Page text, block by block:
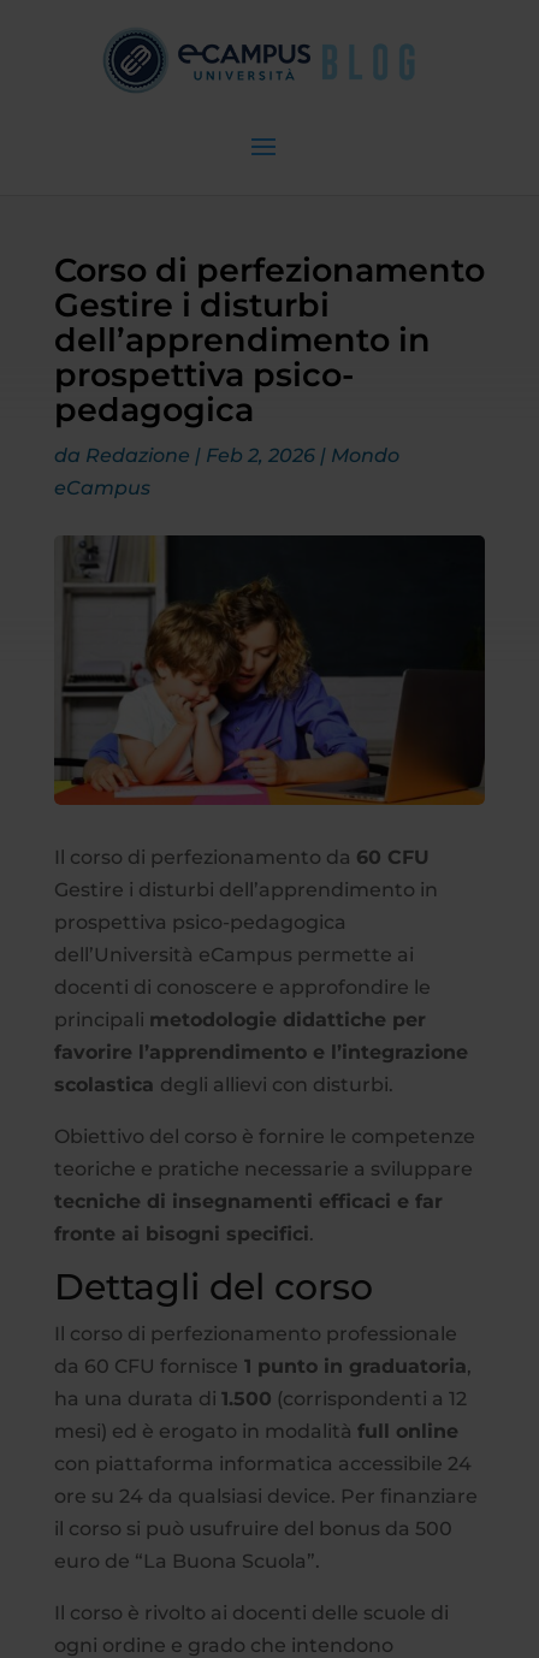
Corso di perfezionamento
Gestire i disturbi
dell’apprendimento in
prospettiva psico-
pedagogica
da Redazione | Feb 2, 2026| Mondo
eCampus
Il corso di perfezionamento da 60 CFU
Gestire i disturbi dell’apprendimento in
prospettiva psico-pedagogica
dell’Università eCampus permette ai
docenti di conoscere e approfondire le
principali metodologie didattiche per
favorire l’apprendimento e l’integrazione
scolastica degli allievi con disturbi.
Obiettivo del corso è fornire le competenze
teoriche e pratiche necessarie a sviluppare
tecniche di insegnamenti efficaci e far
fronte ai bisogni specifici.
Dettagli del corso
Il corso di perfezionamento professionale
da 60 CFU fornisce 1 punto in graduatoria,
ha una durata di 1.500 (corrispondenti a 12
mesi) ed è erogato in modalità full online
con piattaforma informatica accessibile 24
ore su 24 da qualsiasi device. Per finanziare
il corso si può usufruire del bonus da 500
euro de “La Buona Scuola”.
Il corso è rivolto ai docenti delle scuole di
ogni ordine e grado che intendono